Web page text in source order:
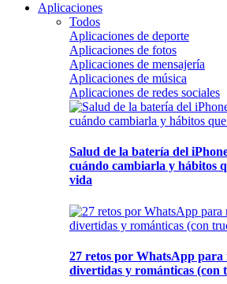
Aplicaciones
Todos
Aplicaciones de deporte
Aplicaciones de fotos
Aplicaciones de mensajería
Aplicaciones de música
Aplicaciones de redes sociales
Salud de la batería del
cuándo cambiarla y hábitos
vida
27 retos por WhatsApp para
divertidas y románticas (con